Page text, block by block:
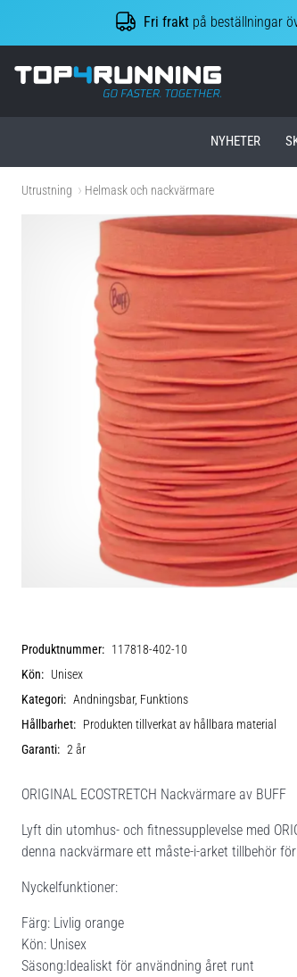
Fri frakt på beställningar
NYHETER
Utrustning Helmask och nackvärmare
Produktnummer: 117818-402-10
Kön: Unisex
Kategori: Andningsbar, Funktions
Hållbarhet: Produkten tillverkat av hållbara material
Garanti: 2 år
ORIGINAL ECOSTRETCH Nackvärmare av BUFF
Lyft din utomhus- och fitnessupplevelse med
denna nackvärmare ett måste-i-arket tillbehör
Nyckelfunktioner:
Färg: Livlig orange
Kön: Unisex
Säsong:Idealiskt för användning året runt